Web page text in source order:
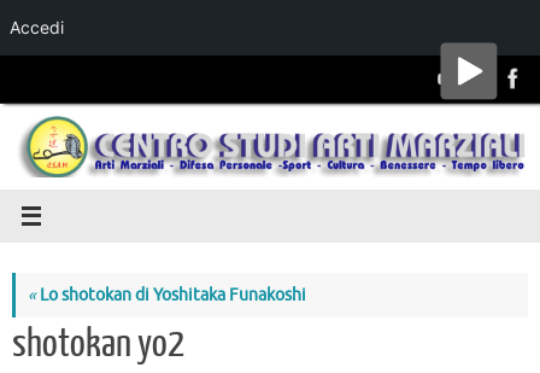
Accedi
Salta al
«Lo shotokan di Yoshitaka Funakoshi
shotokan yo2